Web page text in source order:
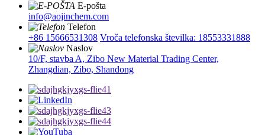
E-pošta
info@aojinchem.com
Telefon
+86 15666531308 Vroča telefonska številka: 18553331888
Naslov
10/F, stavba A, Zibo New Material Trading Center,
Zhangdian, Zibo, Shandong